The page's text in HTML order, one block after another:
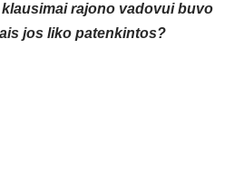
rajono vadovui buvo
jos liko patenkintos?